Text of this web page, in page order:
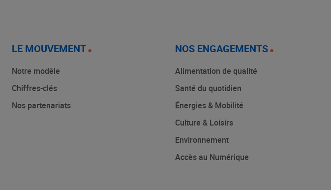
LE MOUVEMENT
Notre modèle
Chiffres-clés
Nos partenariats
NOS ENGAGEMENTS
Alimentation de qualité
Santé du quotidien
Énergies & Mobilité
Culture & Loisirs
Environnement
Accès au Numérique